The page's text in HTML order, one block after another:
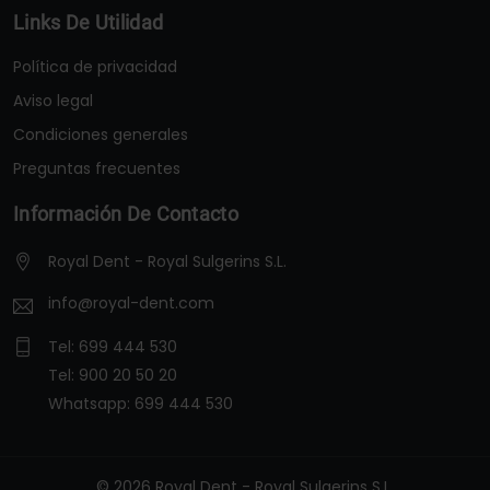
Links De Utilidad
Política de privacidad
Aviso legal
Condiciones generales
Preguntas frecuentes
Información De Contacto
Royal Dent - Royal Sulgerins S.L.
info@royal-dent.com
Tel: 699 444 530
Tel: 900 20 50 20
Whatsapp: 699 444 530